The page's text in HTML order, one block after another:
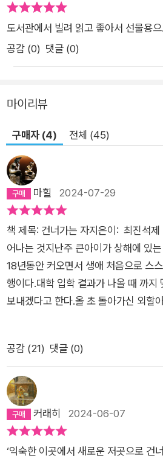
도서관에서 빌려 읽고 좋아서 선물용
공감 (0) 댓글 (0)
마이리뷰
구매자 (4) 전체 (45)
마힐 2024-07-29
책 제목: 건너가는 자지은이: 최진석
어나는 것지난주 큰아이가 상해에 있
18년동안 커오면서 생애 처음으로 스
행이다.대학 입학 결과가 나올 때 까지
보내겠다고 한다.올 초 돌아가신 외할
보내고 싶단다. 나에게 상해는 첫 직장
고, 그곳에서 태어난 아이에게는 동년(
다. 내 경험을 비추어 보면 대학 들어가
을 살기 시작하는 것 같다. 가족 보다는
워 지고, 그러다 군대 갔다 와서 복학하
게 된 <건너가는 자>는 익숙한 이곳에
공감 (21) 댓글 (0)
커래히 2024-06-07
‘익숙한 이곳에서 새로운 저곳으로 건